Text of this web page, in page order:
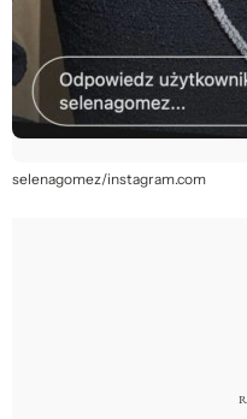
selenagomez/instagram.com